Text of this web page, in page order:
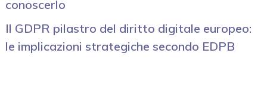
conoscerlo
Il GDPR pilastro del diritto digitale europeo:
le implicazioni strategiche secondo EDPB